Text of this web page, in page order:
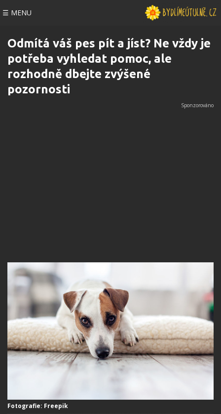
☰ MENU
Odmítá váš pes pít a jíst? Ne vždy je
potřeba vyhledat pomoc, ale
rozhodně dbejte zvýšené
pozornosti
Fotografie: Freepik